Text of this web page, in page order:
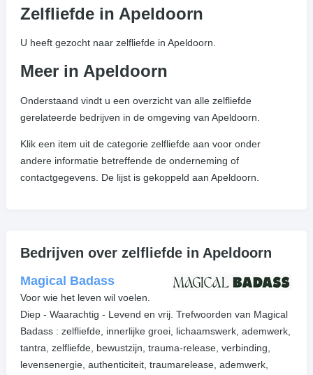
Zelfliefde in Apeldoorn
U heeft gezocht naar zelfliefde in Apeldoorn.
Meer in Apeldoorn
Onderstaand vindt u een overzicht van alle zelfliefde
gerelateerde bedrijven in de omgeving van Apeldoorn.
Klik een item uit de categorie zelfliefde aan voor onder
andere informatie betreffende de onderneming of
contactgegevens. De lijst is gekoppeld aan Apeldoorn.
Bedrijven over zelfliefde in Apeldoorn
Magical Badass
Voor wie het leven wil voelen.
Diep - Waarachtig - Levend en vrij. Trefwoorden van Magical
Badass : zelfliefde, innerlijke groei, lichaamswerk, ademwerk,
tantra, zelfliefde, bewustzijn, trauma-release, verbinding,
levensenergie, authenticiteit, traumarelease, ademwerk,